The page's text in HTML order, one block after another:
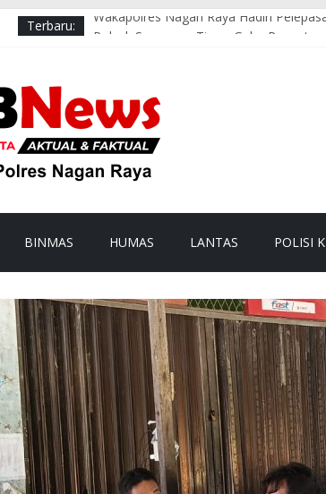
Terbaru:
Wakapolres Nagan Raya Hadiri
Polsek Kuala Polres Nagan Raya Gelar
BINMAS HUMAS LANTAS POLISI